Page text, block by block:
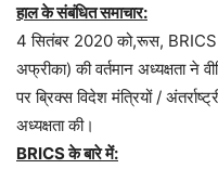
हाल के संबंधित समाचार:
4 सितंबर 2020 को,रूस, BRICS
अफ्रीका) की वर्तमान अध्यक्षता ने
पर ब्रिक्स विदेश मंत्रियों /
अध्यक्षता की।
BRICS के बारे में: